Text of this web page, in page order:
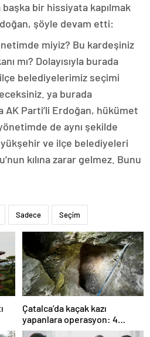
başka bir hissiyata kapılmak
şöyle devam etti:
miyiz? Bu kardeşiniz
mı? Dolayısıyla burada
belediyelerimiz seçimi
ya burada
AK Parti’li Erdoğan, hükümet
de aynı şekilde
ve ilçe belediyeleri
kılına zarar gelmez. Bunu
Sadece Seçim
Çatalca’da kaçak kazı
yapanlara operasyon: 4
gözaltı